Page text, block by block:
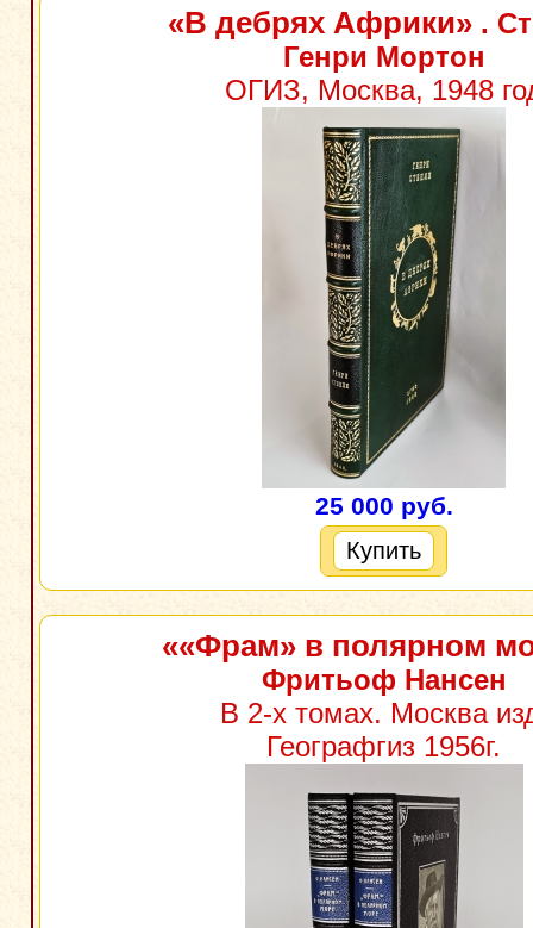
«В дебрях Африки».
Генри Мортон
ОГИЗ, Москва, 1948
25 000 руб.
Купить
««Фрам» в полярном
Фритьоф Нансен
В 2-х томах. Москва
Географгиз 1956г.